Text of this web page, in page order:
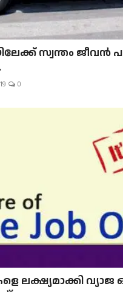
സ്വന്തം ജീവന്‍
0
ലക്ഷ്യമാക്കി